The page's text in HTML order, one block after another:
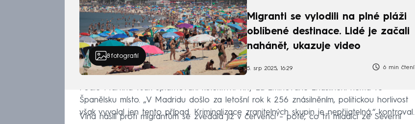
8fotografií
Migranti se vylodili na plné pláži
oblíbené destinace. Lidé je začali
nahánět, ukazuje video
5. srp 2025, 16:29 6 min čtení
Podle Martína však uplatňování kolektivní viny za zmiňované znásilnění nemá ve
Španělsku místo. „V Madridu došlo za letošní rok k 256 znásilněním, politickou horlivost
však vyvolal jen tento případ. Kriminalizace zranitelných skupin je nepřijatelná,“ kontroval.
Vlna násilí proti migrantům se zvedala již v červenci – poté, co tři mladíci ze Severní